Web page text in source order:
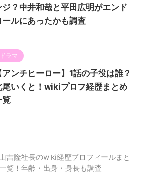
ジ？中井和哉と平田広明がエンド
ールにあったかも調査
ドラマ
アンチヒーロー】1話の子役は誰？
尾いくと！wikiプロフ経歴まとめ
覧
吉隆社長のwiki経歴プロフィールまと
覧！年齢・出身・身長も調査